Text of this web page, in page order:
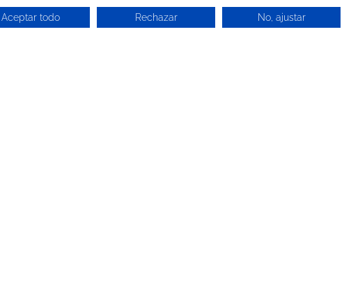
Aceptar todo Rechazar No, ajustar